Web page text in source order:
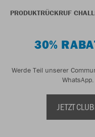
PRODUKTRÜCKRUF
30%
Werde Teil unserer
WhatsApp.
JETZT